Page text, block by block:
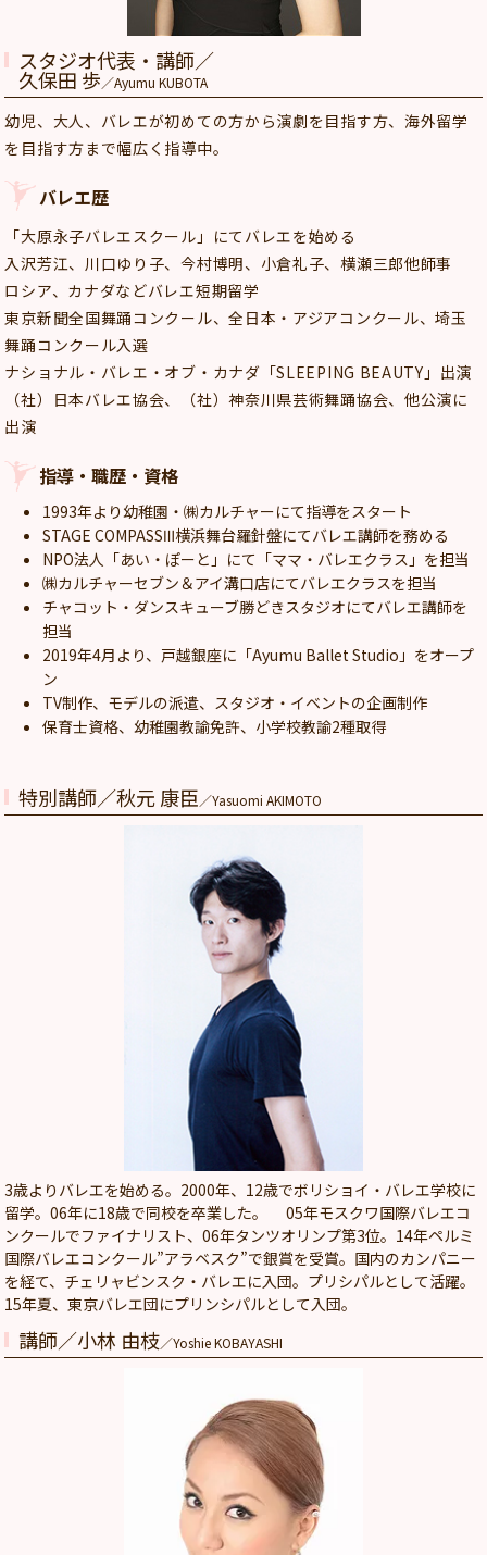
スタジオ代表・講師／
久保田 歩／Ayumu KUBOTA
幼児、大人、バレエが初めての方から演劇を目指す方、海外留学
を目指す方まで幅広く指導中。
バレエ歴
「大原永子バレエスクール」にてバレエを始める
入沢芳江、川口ゆり子、今村博明、小倉礼子、横瀬三郎他師事
ロシア、カナダなどバレエ短期留学
東京新聞全国舞踊コンクール、全日本・アジアコンクール、埼玉
舞踊コンクール入選
ナショナル・バレエ・オブ・カナダ「SLEEPING BEAUTY」出演
（社）日本バレエ協会、（社）神奈川県芸術舞踊協会、他公演に
出演
指導・職歴・資格
1993年より幼稚園・㈱カルチャーにて指導をスタート
STAGE COMPASSⅢ横浜舞台羅針盤にてバレエ講師を務める
NPO法人「あい・ぽーと」にて「ママ・バレエクラス」を担当
㈱カルチャーセブン＆アイ溝口店にてバレエクラスを担当
チャコット・ダンスキューブ勝どきスタジオにてバレエ講師を
担当
2019年4月より、戸越銀座に「Ayumu Ballet Studio」をオープ
ン
TV制作、モデルの派遣、スタジオ・イベントの企画制作
保育士資格、幼稚園教諭免許、小学校教諭2種取得
特別講師／秋元 康臣／Yasuomi AKIMOTO
3歳よりバレエを始める。2000年、12歳でボリショイ・バレエ学校に
留学。06年に18歳で同校を卒業した。 05年モスクワ国際バレエコ
ンクールでファイナリスト、06年タンツオリンプ第3位。14年ペルミ
国際バレエコンクール”アラベスク”で銀賞を受賞。国内のカンパニー
を経て、チェリャビンスク・バレエに入団。プリシパルとして活躍。
15年夏、東京バレエ団にプリンシパルとして入団。
講師／小林 由枝／Yoshie KOBAYASHI